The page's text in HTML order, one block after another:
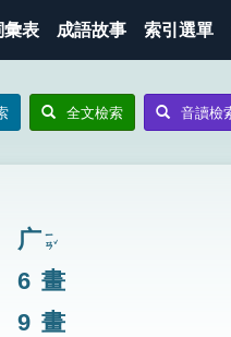
彙表 成語故事 索引選單
全文檢索 音讀檢
广ㄧㄢˇ
6 畫
9 畫